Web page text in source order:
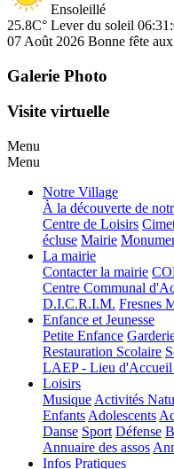
Ensoleillé
25.8C° Lever du soleil
07 Août 2026 Bonne fête aux
Galerie Photo
Visite virtuelle
Menu
Menu
Notre Village
À la découverte de
Centre de Loisirs
écluse Mairie
La mairie
Contacter la mairie
Centre Communal
D.I.C.R.I.M. Fresnes
Enfance et Jeunesse
Petite Enfance
Restauration Scolaire
LAEP - Lieu d'Accueil
Loisirs
Musique Activités
Enfants Adolescents
Danse Sport Défense
Annuaire des assos
Infos Pratiques